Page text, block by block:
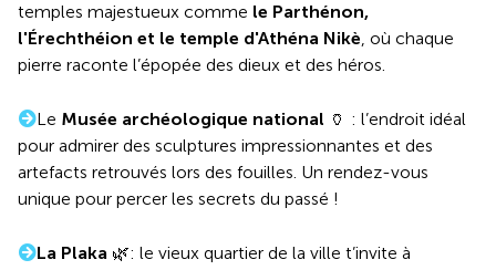
temples majestueux comme le Parthénon,
l'Érechthéion et le temple d'Athéna Nikè, où chaque
pierre raconte l’épopée des dieux et des héros.
Le Musée archéologique national 🏺 : l’endroit idéal
pour admirer des sculptures impressionnantes et des
artefacts retrouvés lors des fouilles. Un rendez-vous
unique pour percer les secrets du passé !
La Plaka 🌿: le vieux quartier de la ville t’invite à